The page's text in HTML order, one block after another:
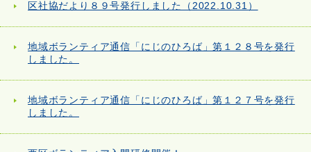
区社協だより８９号発行しました（2022.10.31）
地域ボランティア通信「にじのひろば」第１２８号を発行
しました。
地域ボランティア通信「にじのひろば」第１２７号を発行
しました。